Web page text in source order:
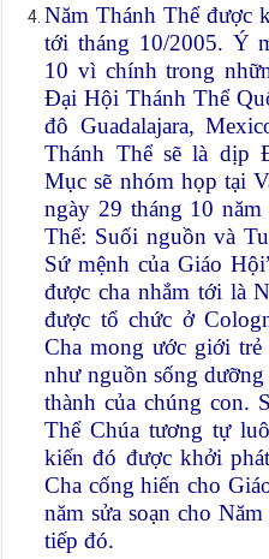
Năm Thánh Thể được
tới tháng 10/2005. Ý
10 vì chính trong
Đại Hội Thánh Thể
đô Guadalajara,
Thánh Thể sẽ là dịp
Mục sẽ nhóm họp tại
ngày 29 tháng 10
Thể: Suối nguồn và
Sứ mệnh của Giáo
được cha nhắm tới là
được tổ chức ở
Cha mong ước giới
như nguồn sống
thành của chúng con.
Thể Chúa tương tự
kiến đó được khởi
Cha cống hiến cho
năm sửa soạn cho
tiếp đó.